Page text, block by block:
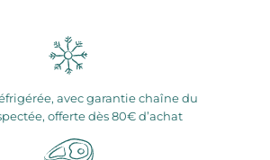
avec garantie chaîne du
offerte dès 80€ d’achat